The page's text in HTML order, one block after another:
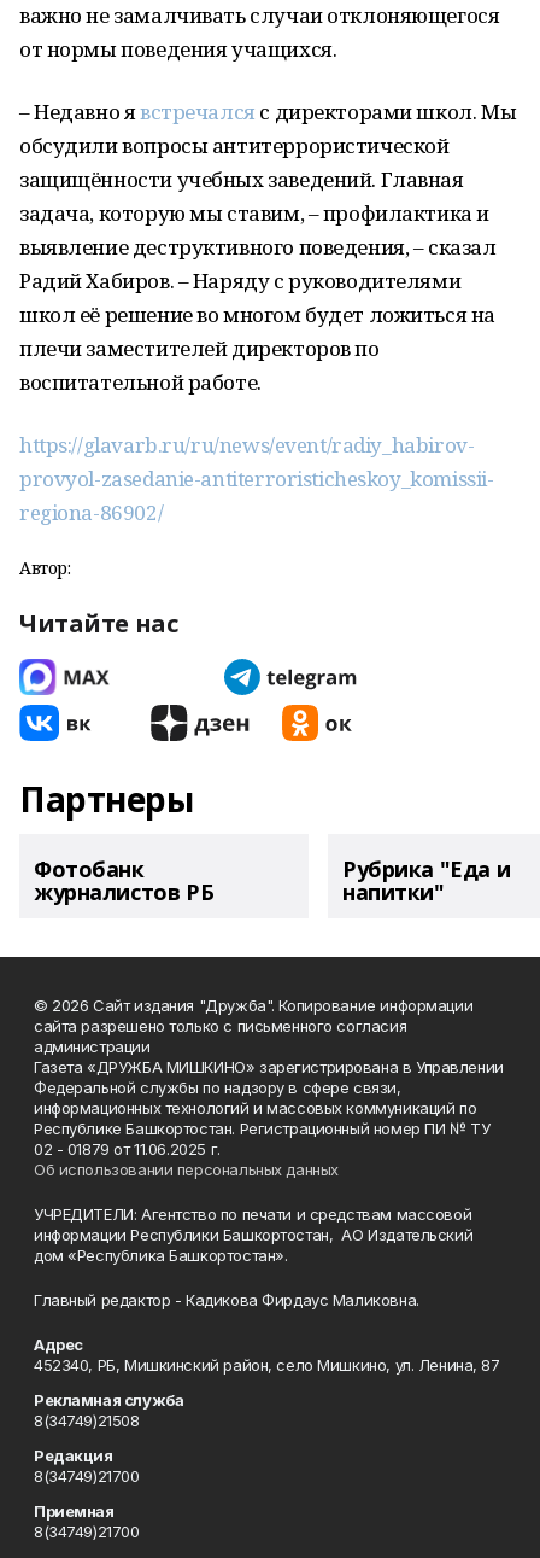
важно не замалчивать случаи отклоняющегося
от нормы поведения учащихся.
– Недавно явстречался с директорами школ. Мы
обсудили вопросы антитеррористической
защищённости учебных заведений. Главная
задача, которую мы ставим, – профилактика и
выявление деструктивного поведения, – сказал
Радий Хабиров. – Наряду с руководителями
школ её решение во многом будет ложиться на
плечи заместителей директоров по
воспитательной работе.
https://glavarb.ru/ru/news/event/radiy_habirov-
provyol-zasedanie-antiterroristicheskoy_komissii-
regiona-86902/
Автор:
Читайте нас
Партнеры
Фотобанк
журналистов РБ
Рубрика "Еда и
напитки"
© 2026 Сайт издания "Дружба". Копирование информации
сайта разрешено только с письменного согласия
администрации
Газета «ДРУЖБА МИШКИНО» зарегистрирована в Управлении
Федеральной службы по надзору в сфере связи,
информационных технологий и массовых коммуникаций по
Республике Башкортостан. Регистрационный номер ПИ № ТУ
02 - 01879 от 11.06.2025 г.
Об использовании персональных данных
УЧРЕДИТЕЛИ: Агентство по печати и средствам массовой
информации Республики Башкортостан, АО Издательский
дом «Республика Башкортостан».
Главный редактор - Кадикова Фирдаус Маликовна.
Адрес
452340, РБ, Мишкинский район, село Мишкино, ул. Ленина, 87
Рекламная служба
8(34749)21508
Редакция
8(34749)21700
Приемная
8(34749)21700